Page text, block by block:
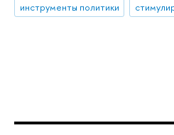
инструменты политики